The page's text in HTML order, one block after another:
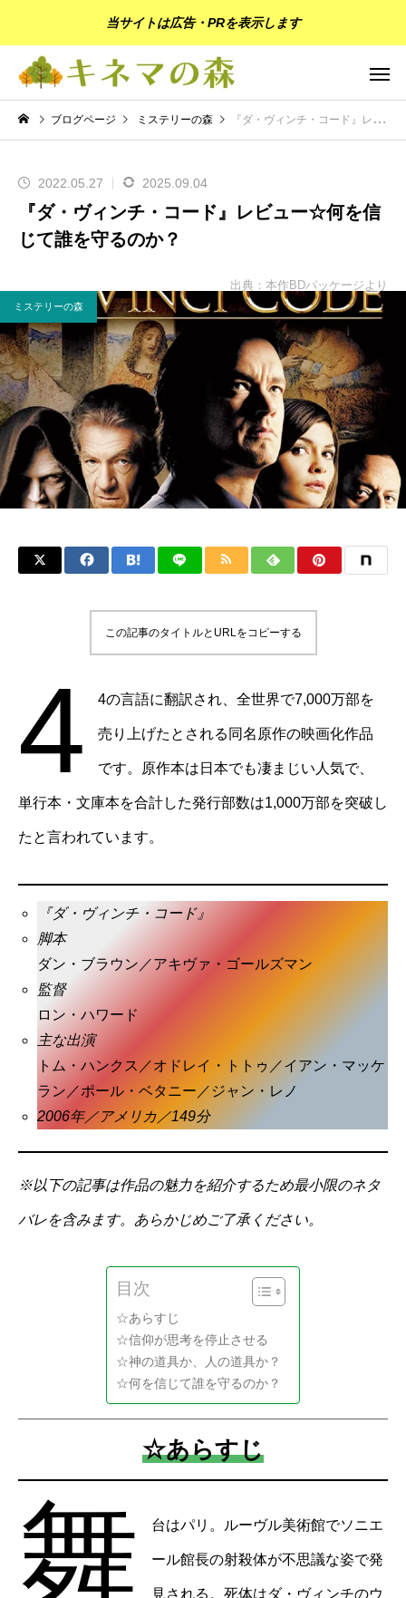
当サイトは広告・PRを表示します
ブログページ ミステリーの森 『ダ・ヴィンチ・コード』レビュー☆何を信じて誰を守るのか？
2022.05.27 2025.09.04
『ダ・ヴィンチ・コード』レビュー☆何を信
じて誰を守るのか？
出典：本作BDパッケージより
ミステリーの森
この記事のタイトルとURLをコピーする
4 4の言語に翻訳され、全世界で7,000万部を
売り上げたとされる同名原作の映画化作品
です。原作本は日本でも凄まじい人気で、
単行本・文庫本を合計した発行部数は1,000万部を突破し
たと言われています。
『ダ・ヴィンチ・コード』
脚本
ダン・ブラウン／アキヴァ・ゴールズマン
監督
ロン・ハワード
主な出演
トム・ハンクス／オドレイ・トトゥ／イアン・マッケ
ラン／ポール・ベタニー／ジャン・レノ
2006年／アメリカ／149分
※以下の記事は作品の魅力を紹介するため最小限のネタ
バレを含みます。あらかじめご了承ください。
目次
☆あらすじ
☆信仰が思考を停止させる
☆神の道具か、人の道具か？
☆何を信じて誰を守るのか？
☆あらすじ
舞 台はパリ。ルーヴル美術館でソニエ
ール館長の射殺体が不思議な姿で発
見される。死体はダ・ヴィンチのウ